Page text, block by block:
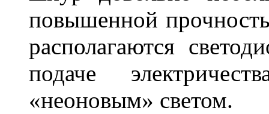
повышенной
располагаются
подаче
«неоновым» светом.